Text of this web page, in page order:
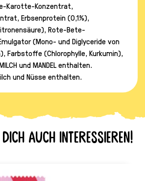
Karotte-Konzentrat,
Erbsenprotein (0,1%),
Rote-Bete-
(Mono- und Diglyceride von
Farbstoffe (Chlorophylle, Kurkumin),
und MANDEL enthalten.
und Nüsse enthalten.
auch interessieren!